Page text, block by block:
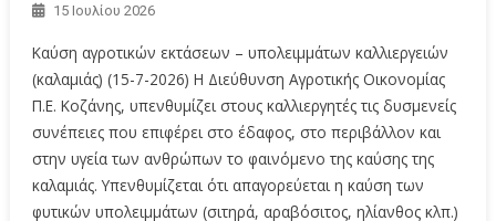
15 Ιουλίου 2026
Καύση αγροτικών εκτάσεων – υπολειμμάτων καλλιεργειών
(καλαμιάς) (15-7-2026) Η Διεύθυνση Αγροτικής Οικονομίας
Π.Ε. Κοζάνης, υπενθυμίζει στους καλλιεργητές τις δυσμενείς
συνέπειες που επιφέρει στο έδαφος, στο περιβάλλον και
στην υγεία των ανθρώπων το φαινόμενο της καύσης της
καλαμιάς. Υπενθυμίζεται ότι απαγορεύεται η καύση των
φυτικών υπολειμμάτων (σιτηρά, αραβόσιτος, ηλίανθος κλπ.)